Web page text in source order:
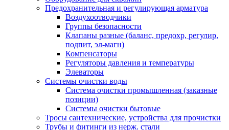
Предохранительная и регулирующая арматура
Воздухоотводчики
Группы безопасности
Клапаны разные (баланс, предохр, регулир,
подпит, эл-магн)
Компенсаторы
Регуляторы давления и температуры
Элеваторы
Системы очистки воды
Система очистки промышленная (заказные
позиции)
Системы очистки бытовые
Тросы сантехнические, устройства для прочистки
Трубы и фитинги из нерж. стали